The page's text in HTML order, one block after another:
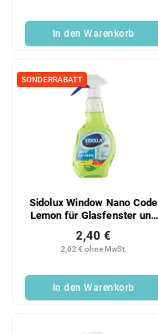
In den Warenkorb
SONDERRABATT
Sidolux Window Nano Code
Lemon für Glasfenster und
Spiegel mit Nanotechnologie
Spray 500 ml
2,02 € ohne MwSt.
2,40 €
In den Warenkorb